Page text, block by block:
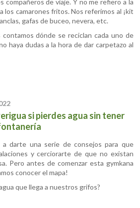
los camarones fritos. Nos referimos al ¡kit
gafas de buceo, nevera, etc.
dónde se reciclan cada uno de
haya dudas a la hora de dar carpetazo al
si pierdes agua sin tener
a darte una serie de consejos para que
y cerciorarte de que no existan
Pero antes de comenzar esta gymkana
conocer el mapa!
que llega a nuestros grifos?